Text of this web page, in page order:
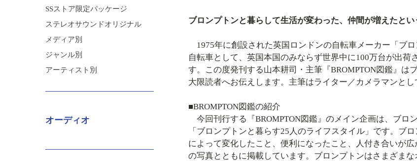
SSストア限定パッケージ
ステレオサウンドオリジナル
メディア別
ジャンル別
アーティスト別
オーディオ
ブロンプトンと暮らして生活が変わった、仲間が増えたと
1975年に創設された英国ロンドンの自転車メーカー「ブ
自転車として、英国本国のみならず世界中に100万台が出
す。この度発刊する山本耕司・主筆『BROMPTON図鑑』
大限読者へお伝えします。主筆はライター／カメラマンとし
■BROMPTON図鑑の紹介
今回刊行する『BROMPTON図鑑』のメイン企画は、ブロ
「ブロンプトンと暮らす25人のライフスタイル」です。ブ
によって変化したこと、便利になったこと、人付き合いが
の写真とともに掲載しています。ブロンプトンはさまざま